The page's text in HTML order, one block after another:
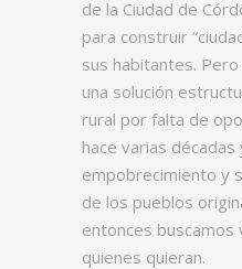
de la Ciudad de
para construir
sus habitantes.
una solución
rural por falta de
hace varias
empobrecimiento y
de los pueblos
entonces buscamos
quienes quieran.